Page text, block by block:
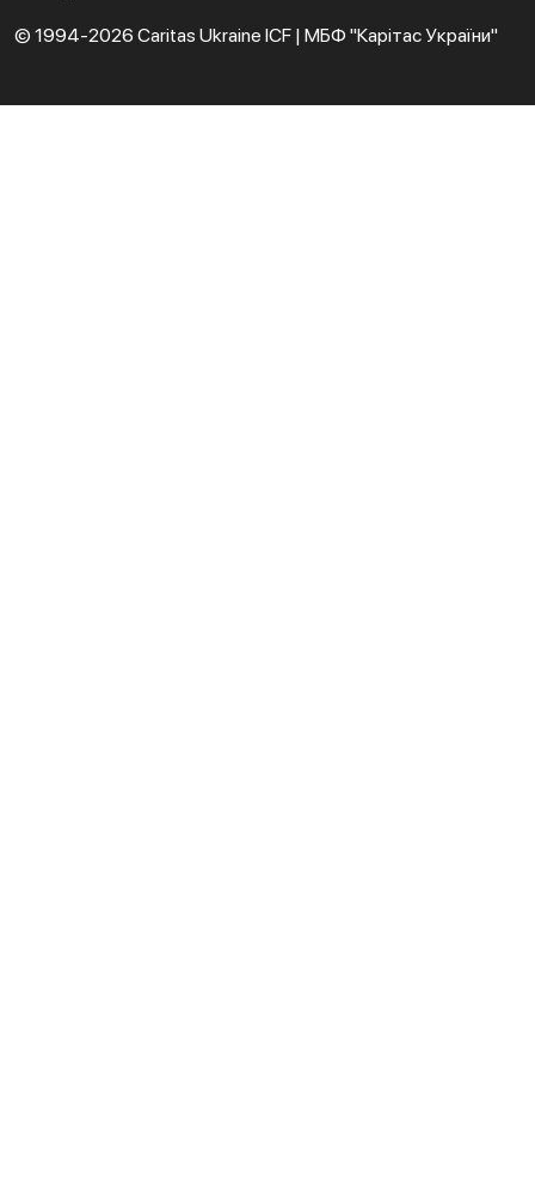
© 1994-2026 Caritas Ukraine ICF | МБФ "Карітас України"